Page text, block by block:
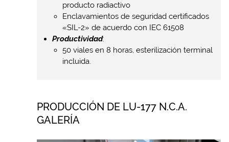
producto radiactivo
Enclavamientos de seguridad certificados
«SIL-2» de acuerdo con IEC 61508
Productividad:
50 viales en 8 horas, esterilización terminal
incluida.
PRODUCCIÓN DE LU-177 N.C.A.
GALERÍA